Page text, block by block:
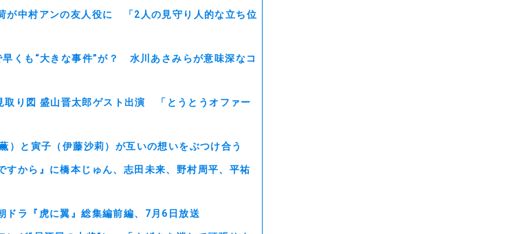
が中村アンの友人役に 「2人の見守り人的な立ち位
早くも“大きな事件”が？ 水川あさみらが意味深なコ
取り図 盛山晋太郎ゲスト出演 「とうとうオファー
）と寅子（伊藤沙莉）が互いの想いをぶつけ合う
すから』に橋本じゅん、志田未来、野村周平、平祐
ラ『虎に翼』総集編前編、7月6日放送